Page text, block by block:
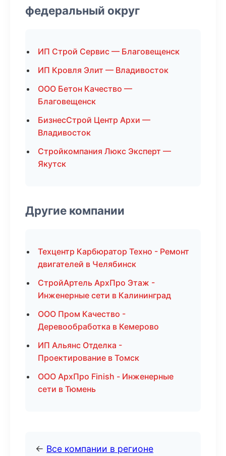
федеральный округ
ИП Строй Сервис — Благовещенск
ИП Кровля Элит — Владивосток
ООО Бетон Качество —
Благовещенск
БизнесСтрой Центр Архи —
Владивосток
Стройкомпания Люкс Эксперт —
Якутск
Другие компании
Техцентр Карбюратор Техно - Ремонт
двигателей в Челябинск
СтройАртель АрхПро Этаж -
Инженерные сети в Калининград
ООО Пром Качество -
Деревообработка в Кемерово
ИП Альянс Отделка -
Проектирование в Томск
ООО АрхПро Finish - Инженерные
сети в Тюмень
← Все компании в регионе